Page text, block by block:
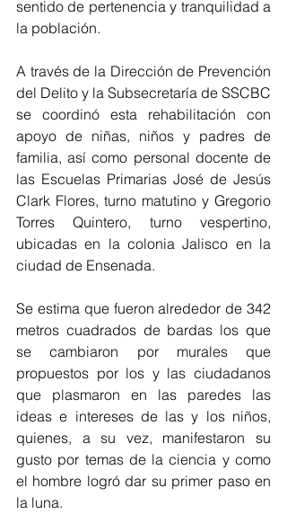
sentido de pertenencia y tranquilidad a
la población.
A través de la Dirección de Prevención
del Delito y la Subsecretaría de SSCBC
se coordinó esta rehabilitación con
apoyo de niñas, niños y padres de
familia, así como personal docente de
las Escuelas Primarias José de Jesús
Clark Flores, turno matutino y Gregorio
Torres Quintero, turno vespertino,
ubicadas en la colonia Jalisco en la
ciudad de Ensenada.
Se estima que fueron alrededor de 342
metros cuadrados de bardas los que
se cambiaron por murales que
propuestos por los y las ciudadanos
que plasmaron en las paredes las
ideas e intereses de las y los niños,
quienes, a su vez, manifestaron su
gusto por temas de la ciencia y como
el hombre logró dar su primer paso en
la luna.